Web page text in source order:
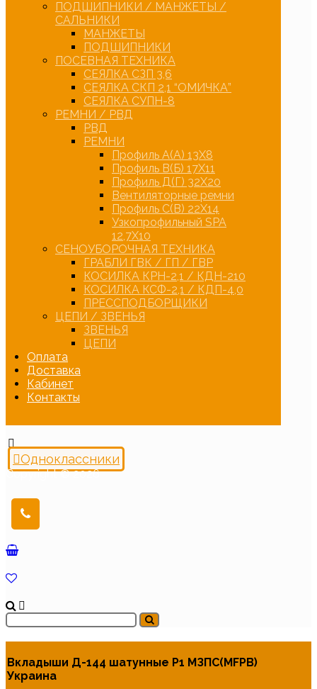
ПОДШИПНИКИ / МАНЖЕТЫ /
САЛЬНИКИ
МАНЖЕТЫ
ПОДШИПНИКИ
ПОСЕВНАЯ ТЕХНИКА
СЕЯЛКА СЗП 3,6
СЕЯЛКА СКП 2,1 “ОМИЧКА”
СЕЯЛКА СУПН-8
РЕМНИ / РВД
РВД
РЕМНИ
Профиль А(А) 13Х8
Профиль В(Б) 17Х11
Профиль Д(Г) 32Х20
Вентиляторные ремни
Профиль С(В) 22Х14
Узкопрофильный SPA
12,7Х10
СЕНОУБОРОЧНАЯ ТЕХНИКА
ГРАБЛИ ГВК / ГП / ГВР
КОСИЛКА КРН-2,1 / КДН-210
КОСИЛКА КСФ-2,1 / КДП-4,0
ПРЕССПОДБОРЩИКИ
ЦЕПИ / ЗВЕНЬЯ
ЗВЕНЬЯ
ЦЕПИ
Оплата
Доставка
Кабинет
Контакты
Одноклассники
Copyright © 2026
Вкладыши Д-144 шатунные Р1 МЗПС(MFPB)
Украина